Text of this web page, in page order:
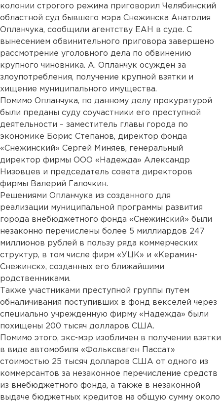
колонии строгого режима приговорил Челябинский
областной суд бывшего мэра Снежинска Анатолия
Опланчука, сообщили агентству ЕАН в суде. С
вынесением обвинительного приговора завершено
рассмотрение уголовного дела по обвинению
крупного чиновника. А. Опланчук осужден за
злоупотребления, получение крупной взятки и
хищение муниципального имущества.
Помимо Опланчука, по данному делу прокуратурой
были преданы суду соучастники его преступной
деятельности – заместитель главы города по
экономике Борис Степанов, директор фонда
«Снежинский» Сергей Миняев, генеральный
директор фирмы ООО «Надежда» Александр
Низовцев и председатель совета директоров
фирмы Валерий Галочкин.
Решениями Опланчука из созданного для
реализации муниципальной программы развития
города внебюджетного фонда «Снежинский» были
незаконно перечислены более 5 миллиардов 247
миллионов рублей в пользу ряда коммерческих
структур, в том числе фирм «УЦК» и «Керамин-
Снежинск», созданных его ближайшими
родственниками.
Также участниками преступной группы путем
обналичивания поступивших в фонд векселей через
специально учрежденную фирму «Надежда» были
похищены 200 тысяч долларов США.
Помимо этого, экс-мэр изобличен в получении взятки
в виде автомобиля «Фольксваген Пассат»
стоимостью 25 тысяч долларов США от одного из
коммерсантов за незаконное перечисление средств
из внебюджетного фонда, а также в незаконной
выдаче бюджетных кредитов на общую сумму около